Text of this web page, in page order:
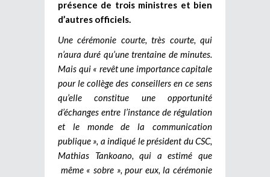
présence de trois ministres et bien
d’autres officiels.
Une cérémonie courte, très courte, qui
n’aura duré qu’une trentaine de minutes.
Mais qui « revêt une importance capitale
pour le collège des conseillers en ce sens
qu’elle constitue une opportunité
d’échanges entre l’instance de régulation
et le monde de la communication
publique », a indiqué le président du CSC,
Mathias Tankoano, qui a estimé que
même « sobre », pour eux, la cérémonie